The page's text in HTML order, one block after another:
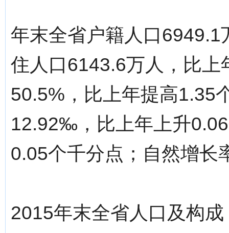
年末全省户籍人口
住人口6143.6万人，比
50.5%，比上年提高1.35
12.92‰，比上年上升
0.05个千分点；自然增
2015年末全省人口及构成